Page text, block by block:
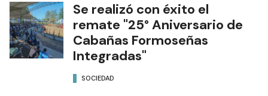
Se realizó con éxito el
remate "25° Aniversario de
Cabañas Formoseñas
Integradas"
SOCIEDAD